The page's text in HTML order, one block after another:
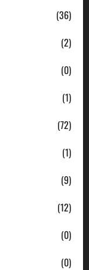
(36)
(2)
(0)
(1)
(72)
(1)
(9)
(12)
(0)
(0)